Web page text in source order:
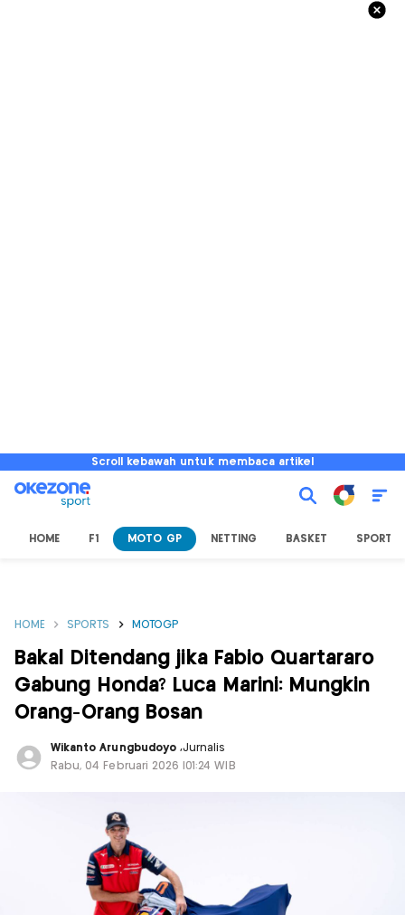
Scroll kebawah untuk membaca artikel
HOME F1 MOTO GP NETTING BASKET SPORT
HOME SPORTS MOTOGP
Bakal Ditendang jika Fabio Quartararo
Gabung Honda? Luca Marini: Mungkin
Orang-Orang Bosan
Wikanto Arungbudoyo ,Jurnalis
Rabu, 04 Februari 2026 |01:24 WIB